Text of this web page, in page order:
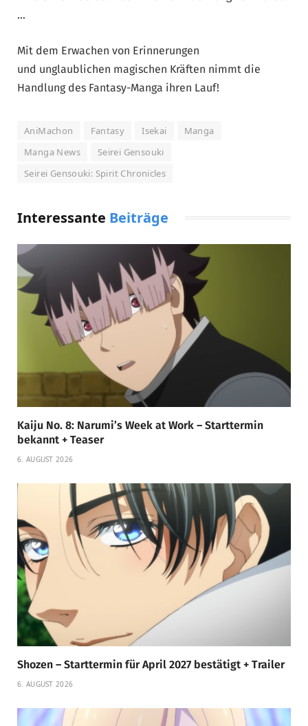
…
Mit dem Erwachen von Erinnerungen
und unglaublichen magischen Kräften nimmt die
Handlung des Fantasy-Manga ihren Lauf!
AniMachon Fantasy Isekai
Manga
Manga News
Seirei Gensouki
Seirei Gensouki: Spirit Chronicles
Interessante Beiträge
Kaiju No. 8: Narumi’s Week at Work – Starttermin
bekannt + Teaser
6. AUGUST 2026
Shozen – Starttermin für April 2027 bestätigt + Trailer
6. AUGUST 2026